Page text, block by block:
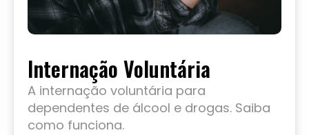
Internação Voluntária
A internação voluntária para
dependentes de álcool e drogas. Saiba
como funciona.